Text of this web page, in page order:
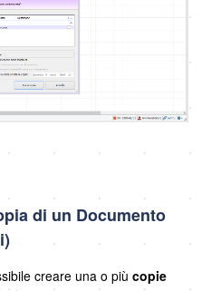
di un Documento
creare una o più copie